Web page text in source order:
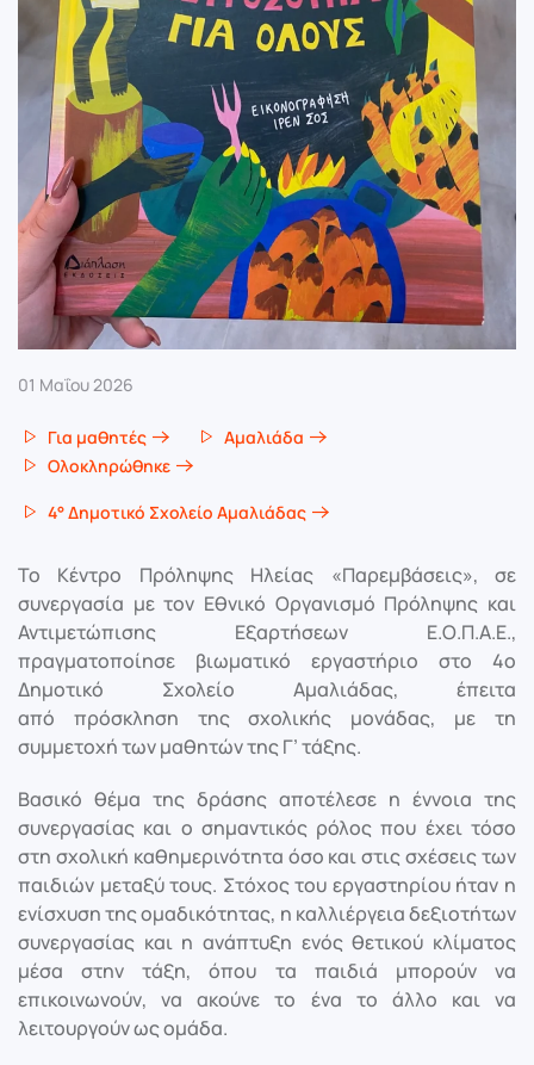
01 Μαΐου 2026
Για μαθητές
Αμαλιάδα
Ολοκληρώθηκε
4° Δημοτικό Σχολείο Αμαλιάδας
Το Κέντρο Πρόληψης Ηλείας «Παρεμβάσεις», σε
συνεργασία με τον Εθνικό Οργανισμό Πρόληψης και
Αντιμετώπισης Εξαρτήσεων Ε.Ο.Π.Α.Ε.,
πραγματοποίησε βιωματικό εργαστήριο στο 4ο
Δημοτικό Σχολείο Αμαλιάδας, έπειτα
από πρόσκληση της σχολικής μονάδας, με τη
συμμετοχή των μαθητών της Γ’ τάξης.
Βασικό θέμα της δράσης αποτέλεσε η έννοια της
συνεργασίας και ο σημαντικός ρόλος που έχει τόσο
στη σχολική καθημερινότητα όσο και στις σχέσεις των
παιδιών μεταξύ τους. Στόχος του εργαστηρίου ήταν η
ενίσχυση της ομαδικότητας, η καλλιέργεια δεξιοτήτων
συνεργασίας και η ανάπτυξη ενός θετικού κλίματος
μέσα στην τάξη, όπου τα παιδιά μπορούν να
επικοινωνούν, να ακούνε το ένα το άλλο και να
λειτουργούν ως ομάδα.